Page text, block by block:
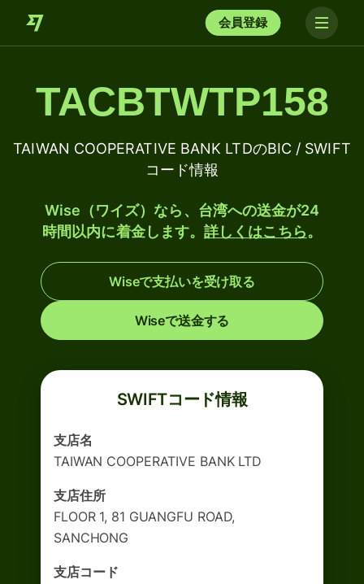
会員登録
TACBTWTP158
TAIWAN COOPERATIVE BANK LTDのBIC / SWIFT
コード情報
Wise（ワイズ）なら、台湾への送金が24
時間以内に着金します。詳しくはこちら。
Wiseで支払いを受け取る
Wiseで送金する
SWIFTコード情報
支店名
TAIWAN COOPERATIVE BANK LTD
支店住所
FLOOR 1, 81 GUANGFU ROAD,
SANCHONG
支店コード